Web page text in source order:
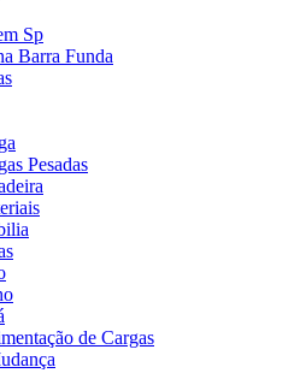
Sp
Barra Funda
Pesadas
de Cargas